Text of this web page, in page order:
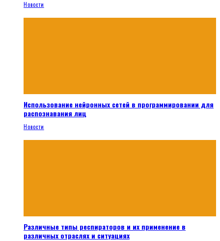
Новости
Использование нейронных сетей в программировании для
распознавания лиц
Новости
Различные типы респираторов и их применение в
различных отраслях и ситуациях